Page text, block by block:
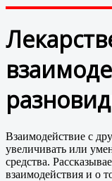
Взаимодействие с
увеличивать или
средства.
взаимодействия и о